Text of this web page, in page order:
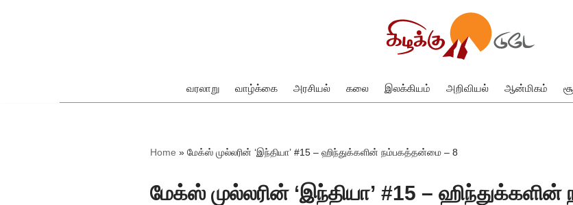
வரலாறு
வாழ்க்கை அரசியல் கலை இலக்கியம் அறிவியல் ஆன்மிகம்
Home » மேக்ஸ் முல்லரின் ‘இந்தியா’ #15 – ஹிந்துக்களின் நம்பகத்தன்மை – 8
மேக்ஸ் முல்லரின் ‘இந்தியா’ #15 –